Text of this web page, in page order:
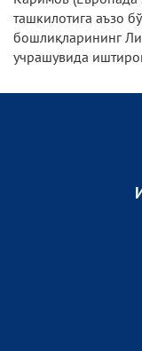
ташкилотига аъзо
бошлиқларининг
учрашувида